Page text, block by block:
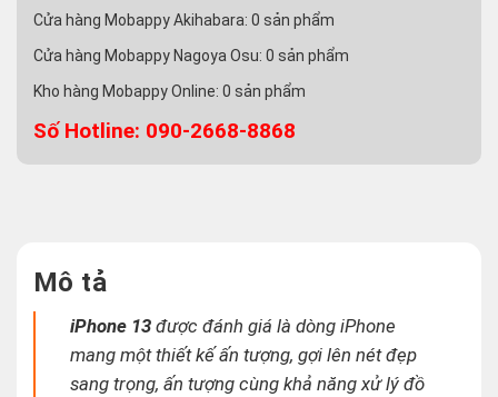
Cửa hàng Mobappy Akihabara: 0 sản phẩm
Cửa hàng Mobappy Nagoya Osu: 0 sản phẩm
Kho hàng Mobappy Online: 0 sản phẩm
Số Hotline: 090-2668-8868
Mô tả
iPhone 13 được đánh giá là dòng iPhone
mang một thiết kế ấn tượng, gợi lên nét đẹp
sang trọng, ấn tượng cùng khả năng xử lý đồ